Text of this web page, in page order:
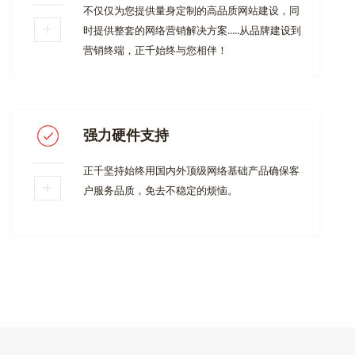
不仅仅为您提供量身定制的高品质网站建设，同
时提供整套的网络营销解决方案.....从品牌建设到
营销终端，正千始终与您相伴！
强力硬件支持
正千坚持始终用国内外顶级网络基础产品确保客
户服务品质，免去不稳定的烦恼。